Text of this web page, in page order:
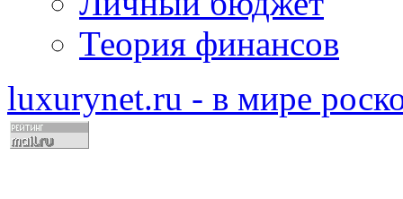
Теория финансов
luxurynet.ru - в мире